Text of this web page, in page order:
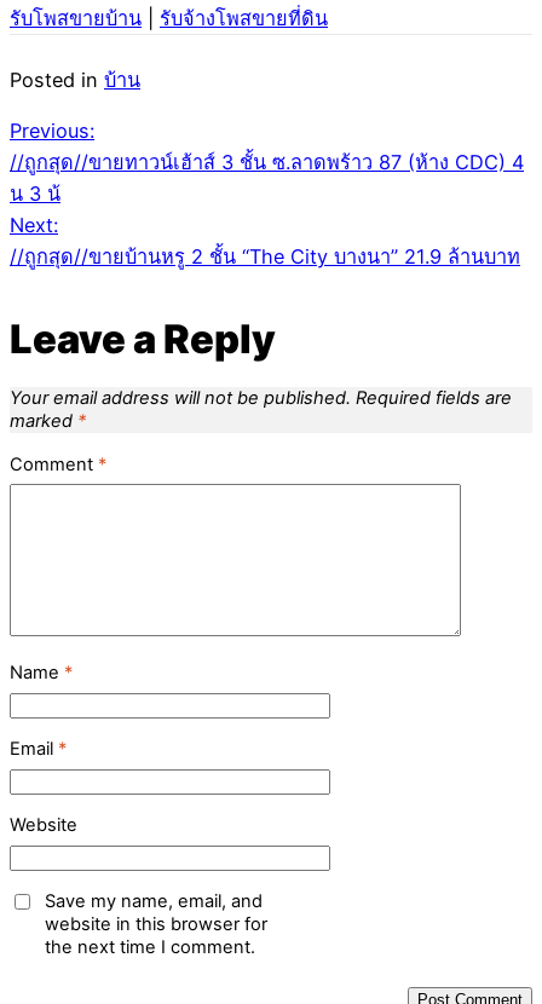
รับโพสขายบ้าน รับจ้างโพสขายที่ดิน
Posted in บ้าน
Post
navigation
Previous:
//ถูกสุด//ขายทาวน์เฮ้าส์ 3 ชั้น ซ.ลาดพร้าว 87 (ห้าง CDC) 4
น 3 น้
Next:
//ถูกสุด//ขายบ้านหรู 2 ชั้น “The City บางนา” 21.9 ล้านบาท
Leave a Reply
Your email address will not be published. Required fields are
marked *
Comment *
Name *
Email *
Website
Save my name, email, and
website in this browser for
the next time I comment.